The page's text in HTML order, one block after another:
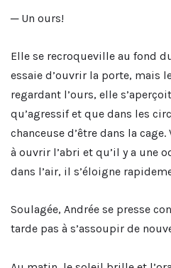
─ Un ours!
Elle se recroqueville au fond
essaie d’ouvrir la porte, mais
regardant l’ours, elle
qu’agressif et que dans les
chanceuse d’être dans la
à ouvrir l’abri et qu’il y a une
dans l’air, il s’éloigne
Soulagée, Andrée se presse
tarde pas à s’assoupir de